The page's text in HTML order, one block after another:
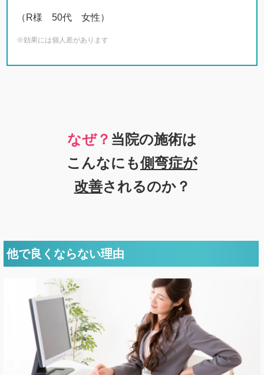
（R様 50代 女性）
※効果には個人差があります
なぜ？ 当院の施術は
こんなにも側弯症が
改善されるのか？
他で良くならない理由